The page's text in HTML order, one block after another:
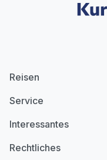
Reisen
Service
Interessantes
Rechtliches